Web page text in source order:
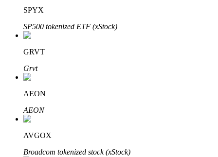
Bitrue
Mitra Bitrue
SPYX
SP500 tokenized ETF (xStock)
GRVT
Grvt
AEON
AEON
AVGOX
Broadcom tokenized stock (xStock)